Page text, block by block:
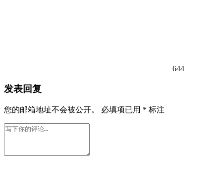
644
发表回复
您的邮箱地址不会被公开。 必填项已用 * 标注